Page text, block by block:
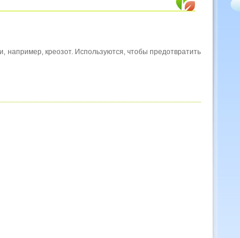
креозот. Используются, чтобы предотвратить